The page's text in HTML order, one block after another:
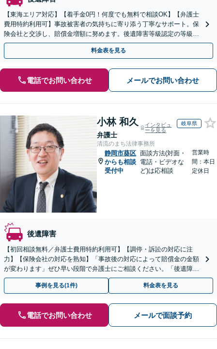
【東海エリア対応】【着手金0円！何度でも無料で相談OK】【弁護士
費用特約利用可】事故被害者の気持ちに寄り添う丁寧なサポート。保
険会社と交渉し、賠償金増額に努めます。後遺障害等級認定の等級ア
ップ実績も多数。事故直後の方もまずはご相談ください。
料金表を見る
電話でお問い合わせ メールでお問い合わせ
小林 和久
弁護士
インタビュ
ーを見る
岐阜県
清流のまち法律事務所
静岡市葵区
からも相談
受付中
面談方法(対面・
電話・ビデオな
ど)は応相談
営業時
間：本日
定休日
後遺障害
【初回相談無料／弁護士費用特約利用可】【調停・訴訟の対応に注
力】【保険会社の対応を熟知】「事故後の対応によって賠償金の金額
が変わります」ぜひ早い段階で弁護士にご相談ください。「後遺障害
等級認定の結果に納得がいかない／異議申し立てのサポート」
事例を見る(1件) 料金表を見る
電話でお問い合わせ メールで面談予約